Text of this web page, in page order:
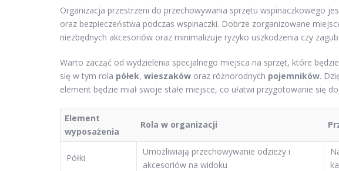
Organizacja przestrzeni do przechowywania sprzętu wspinaczkowego
oraz bezpieczeństwa podczas wspinaczki. Dobrze zorganizowane
niezbędnych akcesoriów oraz minimalizuje ryzyko uszkodzenia czy
Warto zacząć od wydzielenia specjalnego miejsca na sprzęt, które
się w tym rola półek, wieszaków oraz różnorodnych pojemników.
element będzie miał swoje stałe miejsce, co ułatwi przygotowanie się
Element
wyposażenia
Rola w organizacji
Półki
Umożliwiają przechowywanie odzieży i
akcesoriów na widoku